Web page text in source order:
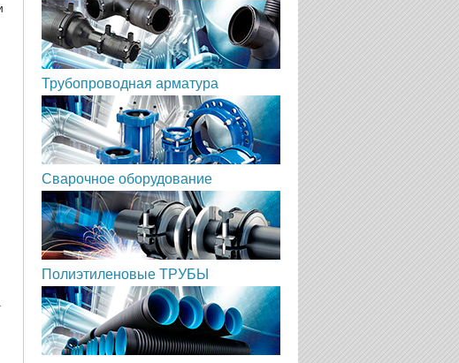
Трубопроводная арматура
Сварочное оборудование
Полиэтиленовые ТРУБЫ